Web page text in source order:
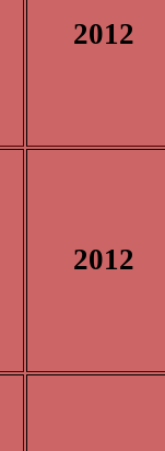
2012
2012